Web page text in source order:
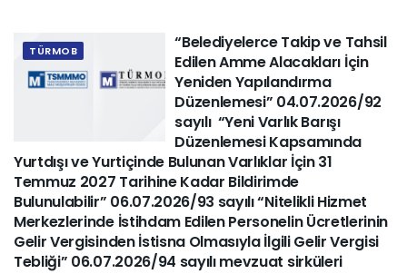
TÜRMOB
“Belediyelerce Takip ve Tahsil
Edilen Amme Alacakları İçin
Yeniden Yapılandırma
Düzenlemesi” 04.07.2026/92
sayılı “Yeni Varlık Barışı
Düzenlemesi Kapsamında
Yurtdışı ve Yurtiçinde Bulunan Varlıklar İçin 31
Temmuz 2027 Tarihine Kadar Bildirimde
Bulunulabilir” 06.07.2026/93 sayılı “Nitelikli Hizmet
Merkezlerinde İstihdam Edilen Personelin Ücretlerinin
Gelir Vergisinden İstisna Olmasıyla İlgili Gelir Vergisi
Tebliği” 06.07.2026/94 sayılı mevzuat sirküleri